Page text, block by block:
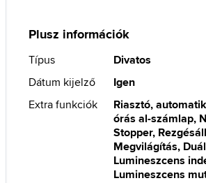
Plusz információk
Típus
Divatos
Dátum kijelző
Igen
Extra funkciók
Riasztó,
órás al-számlap,
Stopper,
Megvilágítás,
Lumineszcens
Lumineszcens